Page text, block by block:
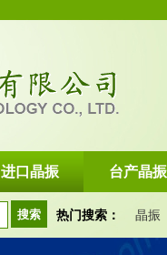
进口晶振 台产晶振
热门搜索： 晶振